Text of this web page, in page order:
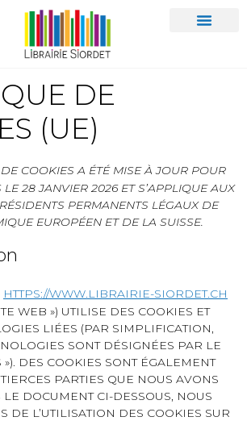
DE
(UE)
COOKIES A ÉTÉ MISE À JOUR POUR
28 JANVIER 2026 ET S’APPLIQUE AUX
PERMANENTS LÉGAUX DE
EUROPÉEN ET DE LA SUISSE.
HTTPS://WWW.LIBRAIRIE-SIORDET.CH
WEB ») UTILISE DES COOKIES ET
LIÉES (PAR SIMPLIFICATION,
SONT DÉSIGNÉES PAR LE
»). DES COOKIES SONT ÉGALEMENT
PARTIES QUE NOUS AVONS
LE DOCUMENT CI-DESSOUS, NOUS
DE L’UTILISATION DES COOKIES SUR